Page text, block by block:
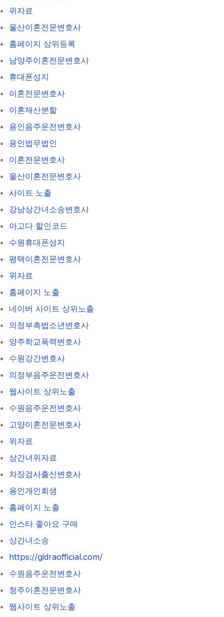
위자료
울산이혼전문변호사
홈페이지 상위등록
남양주이혼전문변호사
휴대폰성지
이혼전문변호사
이혼재산분할
용인음주운전변호사
용인법무법인
이혼전문변호사
울산이혼전문변호사
사이트 노출
강남상간녀소송변호사
아고다 할인코드
수원휴대폰성지
평택이혼전문변호사
위자료
홈페이지 노출
네이버 사이트 상위노출
의정부촉법소년변호사
양주학교폭력변호사
수원강간변호사
의정부음주운전변호사
웹사이트 상위노출
수원음주운전변호사
고양이혼전문변호사
위자료
상간녀위자료
차장검사출신변호사
용인개인회생
홈페이지 노출
인스타 좋아요 구매
상간녀소송
https://gidraofficial.com/
수원음주운전변호사
청주이혼전문변호사
웹사이트 상위노출